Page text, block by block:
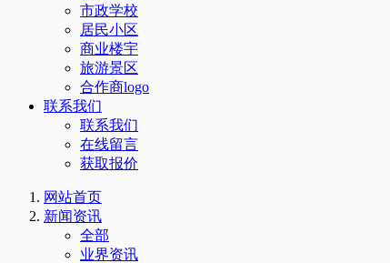
市政学校
居民小区
商业楼宇
旅游景区
合作商logo
联系我们
联系我们
在线留言
获取报价
网站首页
新闻资讯
全部
业界资讯